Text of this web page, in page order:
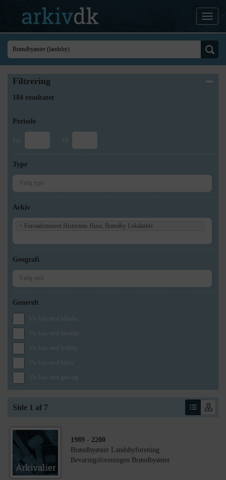
Filtrering
184 resultater
Periode
Fra Til
Type
Arkiv
× Forstadsmuseet Historiens Huse, Brøndby Lokalarkiv
Geografi
Generelt
Vis kun med billeder
Vis kun med filmklip
Vis kun med lydklip
Vis kun med kilder
Vis kun med geo-tag
Side 1 af 7
1989 - 2200
Brøndbyøster Landsbyforening
Bevaringsforeningen Brøndbyøster